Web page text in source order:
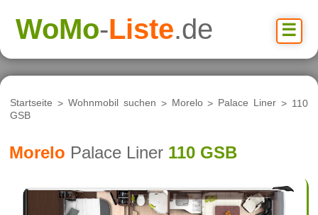
☰
WoMo-Liste.de
Startseite >Wohnmobil suchen > Morelo> Palace Liner > 110
GSB
Morelo Palace Liner 110 GSB